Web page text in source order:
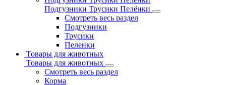
Подгузники Трусики Пелёнки
Смотреть весь раздел
Подгузники
Трусики
Пеленки
Товары для животных
Товары для животных
Смотреть весь раздел
Корма